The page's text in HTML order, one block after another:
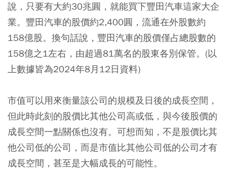
說，只要有大約30兆圓，就能買下豐田汽車這家大企
業。豐田汽車的股價約2,400圓，流通在外股數約
158億股。換句話說，豐田汽車的股價僅占總股數的
158億之1左右，由超過81萬名的股東各別保管。 (以
上數據皆為2024年8月12日資料)
市值可以用來衡量該公司的規模及日後的成長空間，
但此時此刻的股價比其他公司高或低，與今後股價的
成長空間一點關係也沒有。可想而知，不是股價比其
他公司低的公司，而是市值比其他公司低的公司才有
成長空間，甚至是大幅成長的可能性。